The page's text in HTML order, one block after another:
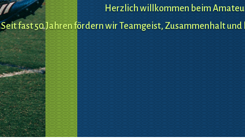
Herzlich willkommen beim
Seit fast 50 Jahren fördern wir Teamgeist, Zusammenhalt